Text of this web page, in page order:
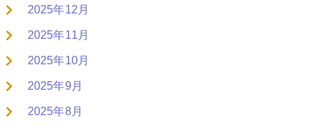
2025年12月
2025年11月
2025年10月
2025年9月
2025年8月